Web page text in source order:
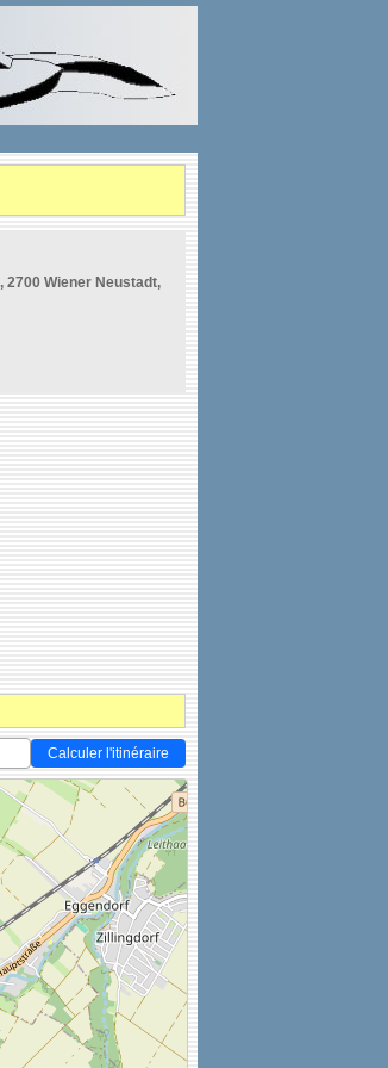
2700 Wiener Neustadt,
Calculer l'itinéraire